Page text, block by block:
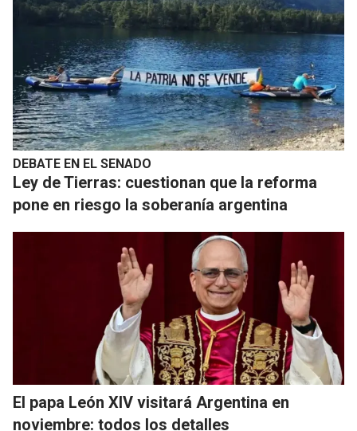
DEBATE EN EL SENADO
Ley de Tierras: cuestionan que la reforma
pone en riesgo la soberanía argentina
El papa León XIV visitará Argentina en
noviembre: todos los detalles